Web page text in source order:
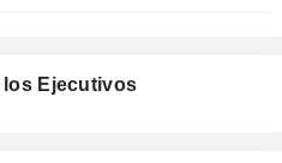
Ejecutivos